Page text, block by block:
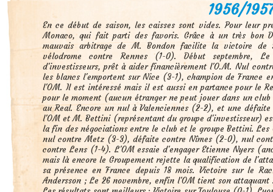
1956/
En ce début de saison, les caisses sont vides. Pour leur
Monaco, qui fait parti des favoris. Grâce à un très bon
mauvais arbitrage de M. Bondon facilite la victoire
vélodrome contre Rennes (1-0). Début septembre,
d'investisseurs, prêt à aider financièrement l'O.M. Nul
les blancs l'emportent sur Nice (3-1), champion de France
l'OM. Il est intéressé mais il est aussi en partance pour le
pour le moment (aucun étranger ne peut jouer dans un club
au Real. Encore un nul à Valenciennes (2-2), et une
l'OM et M. Bettini (représentant du groupe d'investisseur)
la fin des négociations entre le club et le groupe Bettini. Les
nul contre Metz (3-3), défaite contre Nîmes (2-0), nul
contre Lens (1-4). L'OM essaie d'engager Etienne Nyers
mais là encore le Groupement rejette la qualification de
sa présence en France depuis 18 mois. Victoire sur le
Andersson ; Le 26 novembre, enfin l'OM tient son